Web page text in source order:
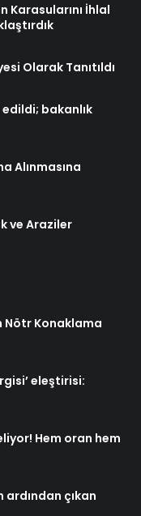
Karasularını İhlal
Olarak Tanıtıldı
bakanlık
Alınmasına
ve Araziler
Nötr Konaklama
eleştirisi:
Hem oran hem
çıkan